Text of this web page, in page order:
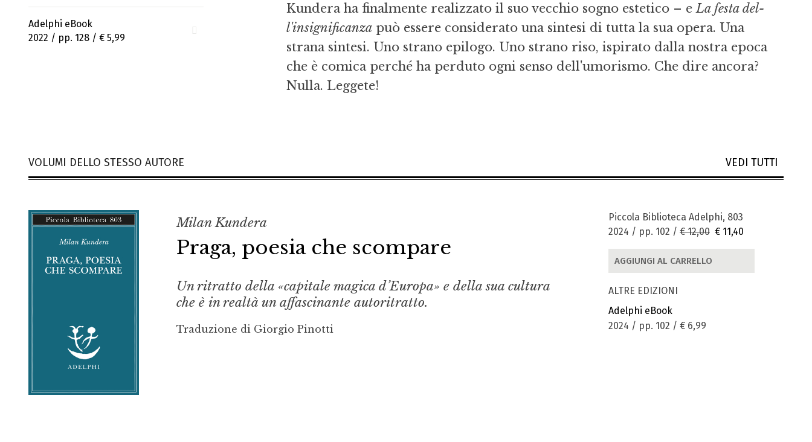
Adelphi eBook
2022 / pp. 128 / € 5,99
Kundera ha finalmente realizzato il suo vecchio sogno estetico – e La festa del­
l'insignificanzapuò essere considerato una sintesi di tutta la sua opera. Una
strana sintesi. Uno strano epilogo. Uno strano riso, ispirato dalla nostra epoca
che è comica perché ha perduto ogni senso dell'umo­rismo. Che dire ancora?
Nulla. Leggete!
VOLUMI DELLO STESSO AUTORE VEDI TUTTI
Milan Kundera
Praga, poesia che scompare
Un ritratto della «capitale magica d’Europa» e della sua cultura
che è in realtà un affascinante autoritratto.
Traduzione di Giorgio Pinotti
Piccola Biblioteca Adelphi, 803
2024 / pp. 102 / € 12,00 € 11,40
AGGIUNGI AL CARRELLO
ALTRE EDIZIONI
Adelphi eBook
2024 / pp. 102 / € 6,99